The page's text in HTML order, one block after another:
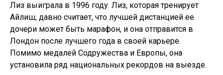
Лиз выиграла в 1996 году. Лиз, которая тренирует
Айлиш, давно считает, что лучшей дистанцией ее
дочери может быть марафон, и она отправится в
Лондон после лучшего года в своей карьере.
Помимо медалей Содружества и Европы, она
установила ряд национальных рекордов на выезде.